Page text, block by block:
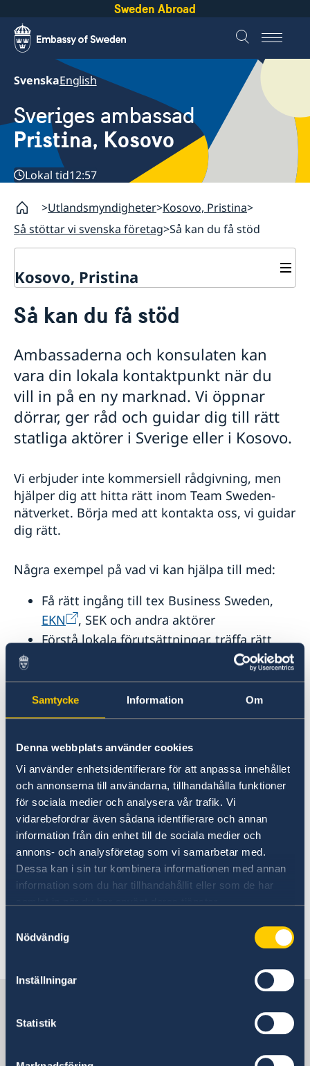
Samtycke Information Om
Denna webbplats använder cookies
Vi använder enhetsidentifierare för att anpassa innehållet
och annonserna till användarna, tillhandahålla funktioner
för sociala medier och analysera vår trafik. Vi
vidarebefordrar även sådana identifierare och annan
information från din enhet till de sociala medier och
annons- och analysföretag som vi samarbetar med.
Dessa kan i sin tur kombinera informationen med annan
information som du har tillhandahållit eller som de har
Nödvändig
Inställningar
Statistik
Sweden Abroad
SvenskaEnglish
Sveriges ambassad
Pristina, Kosovo
Lokal tid12:57
Utlandsmyndigheter Kosovo, Pristina
Så stöttar vi svenska företag Så kan du få stöd
Kosovo, Pristina
Om oss
Lediga jobb
Vi är en resurs för svenska företag
Team Sweden
Så kan du få stöd
Svenska företag i Kosovo
Anmäl handelshinder
Nyheter
Frågor & svar för svenskar i Kosovo
Så kan du få stöd
Ambassaderna och konsulaten kan
vara din lokala kontaktpunkt när du
vill in på en ny marknad. Vi öppnar
dörrar, ger råd och guidar dig till rätt
statliga aktörer i Sverige eller i Kosovo.
Vi erbjuder inte kommersiell rådgivning, men
hjälper dig att hitta rätt inom Team Sweden-
nätverket. Börja med att kontakta oss, vi guidar
dig rätt.
Några exempel på vad vi kan hjälpa till med:
Få rätt ingång till tex Business Sweden,
EKN
, SEK och andra aktörer
Förstå lokala förutsättningar, träffa rätt
personer och delta i evenemang där
svenska företag syns.
Många ambassader och konsulat har fina
och representativa lokaler som kan hyras
Som del i uppdraget att stärka
Sverigebilden utomlands arbetar vi med
breda projekt som ofta inkluderar svenska
företag – hör av dig så berättar vi mer.
Nordiska Handelskammaren i Pristina
kan ge vägledning och hjälpa svenska
företag att hitta rätt ingångar till
marknaden.